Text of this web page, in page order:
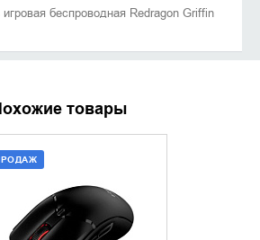
беспроводная Redragon Griffin
товары
ДОБАВИТЬ В КОРЗИНУ
КУПИТЬ В 1 КЛИК